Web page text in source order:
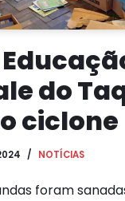
do
ciclone
NOTÍCIAS
foram